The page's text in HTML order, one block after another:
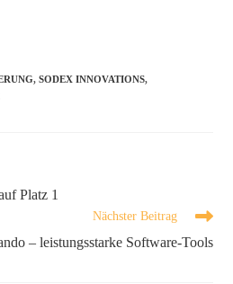
, SODEX INNOVATIONS,
Platz 1
Nächster Beitrag
– leistungsstarke Software-Tools